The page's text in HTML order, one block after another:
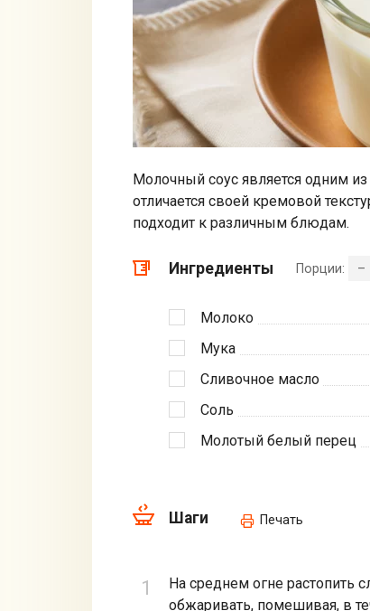
Молочный соус является одним
отличается своей кремовой
подходит к различным блюдам.
Ингредиенты Порции: –
Молоко
Мука
Сливочное масло
Соль
Молотый белый перец
Шаги Печать
На среднем огне растопить
обжаривать, помешивая, в